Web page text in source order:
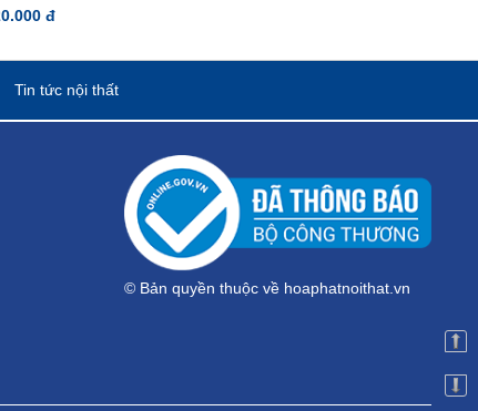
đ
Tin tức nội thất
© Bản quyền thuộc về hoaphatnoithat.vn